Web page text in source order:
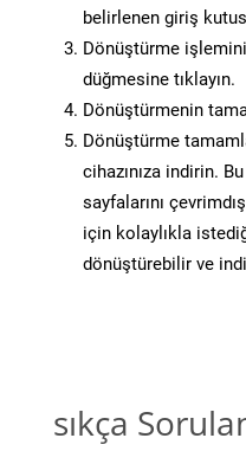
belirlenen giriş
Dönüştürme
düğmesine tıklayın.
Dönüştürmenin
Dönüştürme
cihazınıza indirin.
sayfalarını
için kolaylıkla
dönüştürebilir ve
sıkça